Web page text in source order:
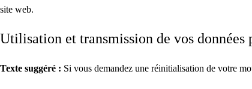
site web.
Utilisation et transmission de vos données
Texte suggéré : Si vous demandez une réinitialisation de votre